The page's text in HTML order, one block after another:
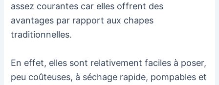
assez courantes car elles offrent des
avantages par rapport aux chapes
traditionnelles.
En effet, elles sont relativement faciles à poser,
peu coûteuses, à séchage rapide, pompables et